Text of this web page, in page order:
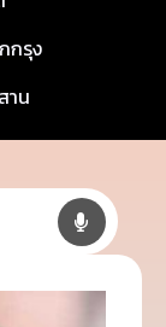
กรุง
าน